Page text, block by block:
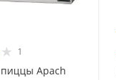
1
Apach